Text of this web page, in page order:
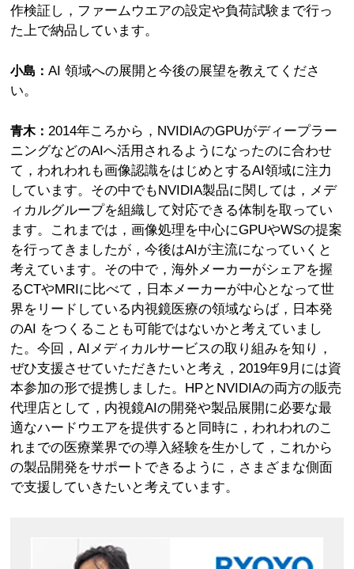
作検証し，ファームウエアの設定や負荷試験まで行っ
た上で納品しています。
小島：AI 領域への展開と今後の展望を教えてくださ
い。
青木： 2014年ころから，NVIDIAのGPUがディープラー
ニングなどのAIへ活用されるようになったのに合わせ
て，われわれも画像認識をはじめとするAI領域に注力
しています。その中でもNVIDIA製品に関しては，メデ
ィカルグループを組織して対応できる体制を取ってい
ます。これまでは，画像処理を中心にGPUやWSの提案
を行ってきましたが，今後はAIが主流になっていくと
考えています。その中で，海外メーカーがシェアを握
るCTやMRIに比べて，日本メーカーが中心となって世
界をリードしている内視鏡医療の領域ならば，日本発
のAI をつくることも可能ではないかと考えていまし
た。今回，AIメディカルサービスの取り組みを知り，
ぜひ支援させていただきたいと考え，2019年9月には資
本参加の形で提携しました。HPとNVIDIAの両方の販売
代理店として，内視鏡AIの開発や製品展開に必要な最
適なハードウエアを提供すると同時に，われわれのこ
れまでの医療業界での導入経験を生かして，これから
の製品開発をサポートできるように，さまざまな側面
で支援していきたいと考えています。